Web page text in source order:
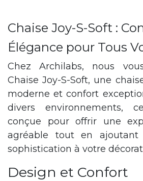
Chaise Joy-S-Soft :
Élégance pour Tous
Chez Archilabs, nous
Chaise Joy-S-Soft, une
moderne et confort
divers environnements,
conçue pour offrir une
agréable tout en
sophistication à votre
Design et Confort